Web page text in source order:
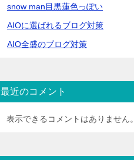
snow man目黒蓮色っぽい
AIOに選ばれるブログ対策
AIO全盛のブログ対策
最近のコメント
表示できるコメントはありません。